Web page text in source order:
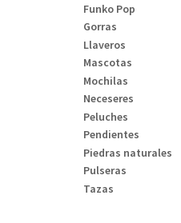
Funko Pop
Gorras
Llaveros
Mascotas
Mochilas
Neceseres
Peluches
Pendientes
Piedras naturales
Pulseras
Tazas